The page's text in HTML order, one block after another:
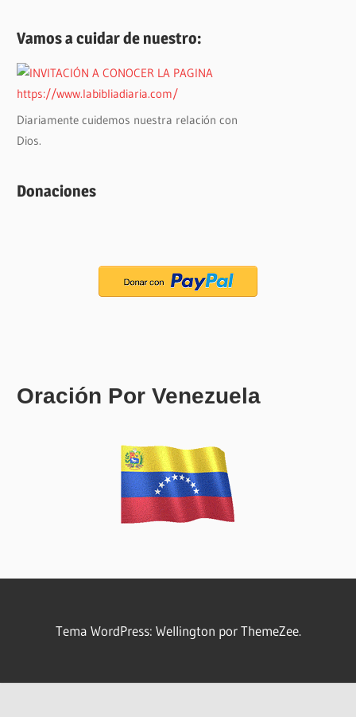
Vamos a cuidar de nuestro:
Diariamente cuidemos nuestra relación con
Dios.
Donaciones
Oración Por Venezuela
Tema WordPress: Wellington por ThemeZee.